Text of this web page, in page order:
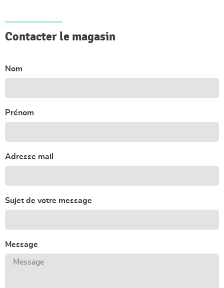
Contacter le magasin
Nom
Prénom
Adresse mail
Sujet de votre message
Message